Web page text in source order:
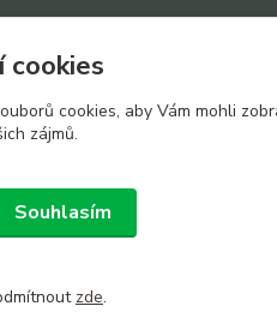
cookies
cookies, aby Vám mohli
zájmů.
Souhlasím
zde.